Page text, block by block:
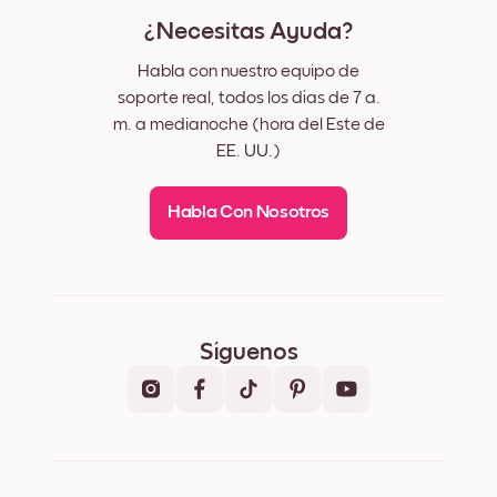
¿Necesitas Ayuda?
Habla con nuestro equipo de
soporte real, todos los días de 7 a.
m. a medianoche (hora del Este de
EE. UU.)
Habla Con Nosotros
Síguenos